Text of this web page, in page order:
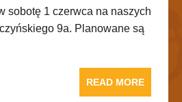
sobotę 1 czerwca na naszych
9a. Planowane są
READ MORE